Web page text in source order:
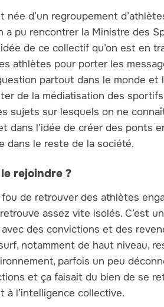
d’un regroupement
a pu rencontrer la Ministre des
de ce collectif qu’on est en
athlètes pour porter les
partout dans le monde
de la médiatisation des
sujets sur lesquels on ne
dans l’idée de créer des ponts
dans le reste de la société.
rejoindre ?
de retrouver des athlètes
assez vite isolés. C’est
des convictions et des
notamment de haut niveau,
parfois un peu
et ça faisait du bien de se
à l’intelligence collective.